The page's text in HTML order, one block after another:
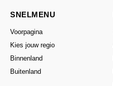
SNELMENU
Voorpagina
Kies jouw regio
Binnenland
Buitenland